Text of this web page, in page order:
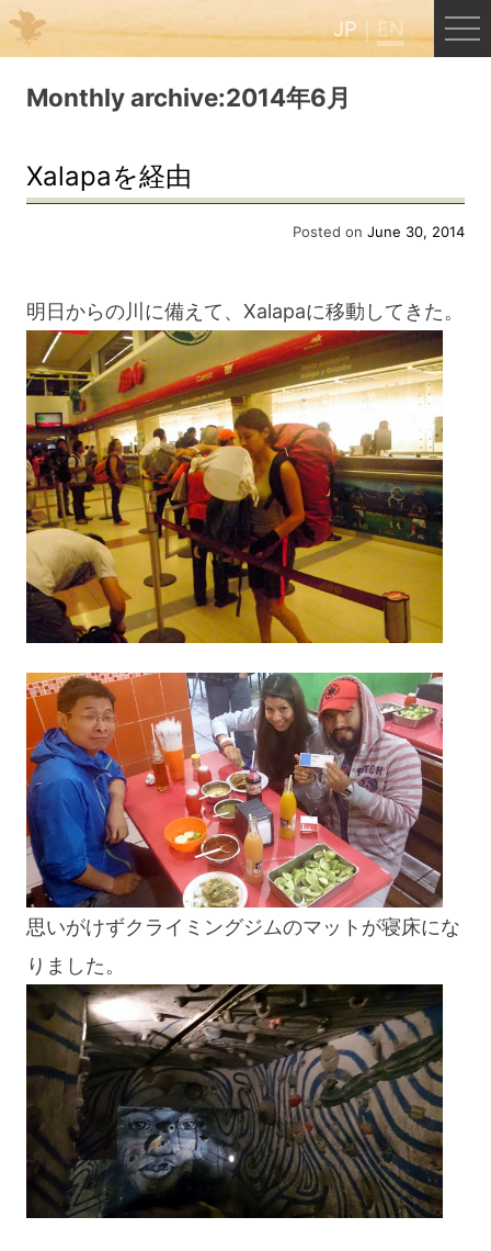
JP EN
Menu
JP EN
B&B Cafe Hongu
Kumano Backpackers
Kumano Experience
blog
Monthly archive:2014年6月
Xalapaを経由
Posted on June 30, 2014
明日からの川に備えて、Xalapaに移動してきた。
思いがけずクライミングジムのマットが寝床にな
りました。